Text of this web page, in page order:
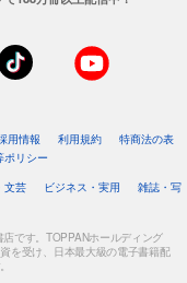
用情報 利用規約
特商法の表
ポリシー
文芸 ビジネス・実用
雑誌・写
です。TOPPANホールディング
を受け、日本最大級の電子書籍配